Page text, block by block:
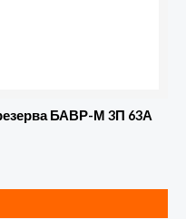
БАВР-М 3П 63А